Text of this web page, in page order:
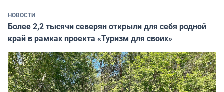
НОВОСТИ
Более 2,2 тысячи северян открыли для себя родной
край в рамках проекта «Туризм для своих»